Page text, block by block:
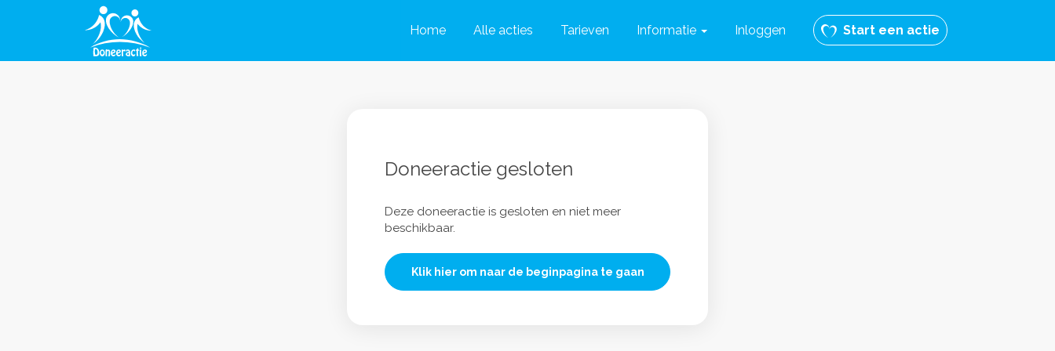
Home Alle acties Tarieven Informatie Inloggen Start een actie
Doneeractie gesloten
Deze doneeractie is gesloten en niet meer
beschikbaar.
Klik hier om naar de beginpagina te gaan